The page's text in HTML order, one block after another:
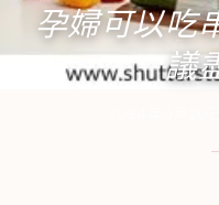
孕婦可以吃
議